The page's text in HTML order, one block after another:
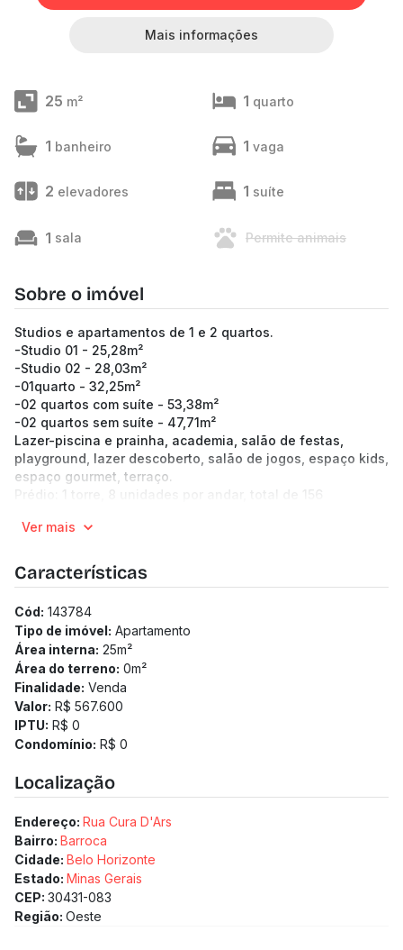
Mais informações
25 m² 1 quarto
1 banheiro 1 vaga
2 elevadores 1 suíte
1 sala Permite animais
Sobre o imóvel
Studios e apartamentos de 1 e 2 quartos.
-Studio 01 - 25,28m²
-Studio 02 - 28,03m²
-01quarto - 32,25m²
-02 quartos com suíte - 53,38m²
-02 quartos sem suíte - 47,71m²
Lazer-piscina e prainha, academia, salão de festas,
playground, lazer descoberto, salão de jogos, espaço kids,
espaço gourmet, terraço.
Prédio: 1 torre, 8 unidades por andar, total de 156
eclusa, bicicletário, lavanderia, mini mercado.
Ver mais
Características
Cód: 143784
Tipo de imóvel: Apartamento
Área interna: 25m²
Área do terreno: 0m²
Finalidade: Venda
Valor: R$ 567.600
IPTU: R$ 0
Condomínio: R$ 0
Localização
Endereço: Rua Cura D'Ars
Bairro: Barroca
Cidade: Belo Horizonte
Estado: Minas Gerais
CEP: 30431-083
Região: Oeste